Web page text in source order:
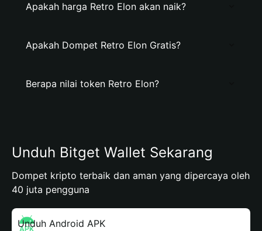
Apakah harga Retro Elon akan naik?
Apakah Dompet Retro Elon Gratis?
Berapa nilai token Retro Elon?
Unduh Bitget Wallet Sekarang
Dompet kripto terbaik dan aman yang dipercaya oleh
40 juta pengguna
Unduh Android APK